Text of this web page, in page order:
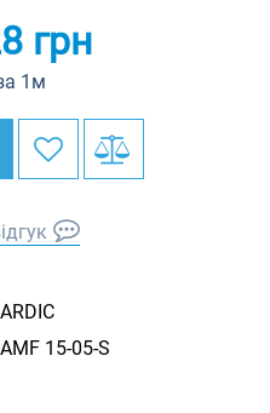
грн
1м
ARDIC
AMF 15-05-S